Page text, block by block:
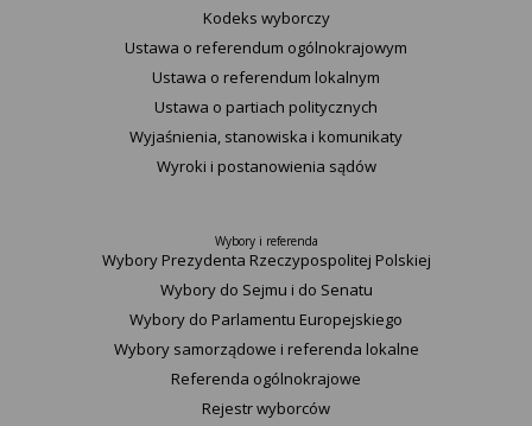
Kodeks wyborczy
Ustawa o referendum ogólnokrajowym
Ustawa o referendum lokalnym
Ustawa o partiach politycznych
Wyjaśnienia, stanowiska i komunikaty
Wyroki i postanowienia sądów
Wybory i referenda
Wybory Prezydenta Rzeczypospolitej Polskiej
Wybory do Sejmu i do Senatu
Wybory do Parlamentu Europejskiego
Wybory samorządowe i referenda lokalne
Referenda ogólnokrajowe
Rejestr wyborców